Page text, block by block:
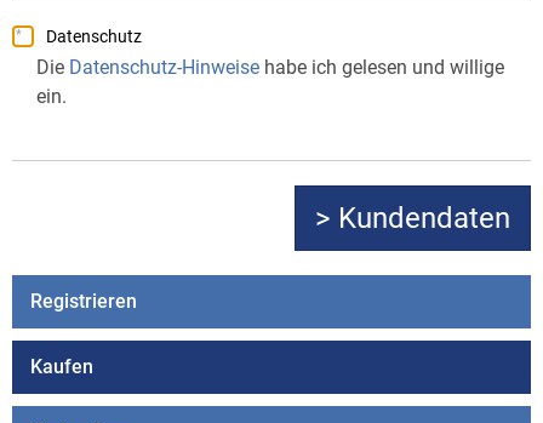
Datenschutz
Die Datenschutz-Hinweise habe ich gelesen und willige
ein.
Registrieren
Kaufen